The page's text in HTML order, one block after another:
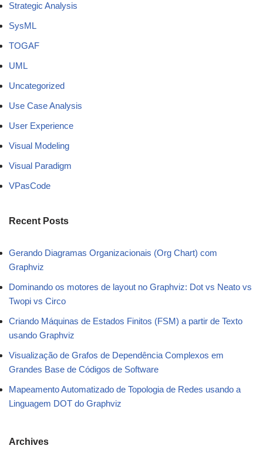
Strategic Analysis
SysML
TOGAF
UML
Uncategorized
Use Case Analysis
User Experience
Visual Modeling
Visual Paradigm
VPasCode
Recent Posts
Gerando Diagramas Organizacionais (Org Chart) com
Graphviz
Dominando os motores de layout no Graphviz: Dot vs Neato vs
Twopi vs Circo
Criando Máquinas de Estados Finitos (FSM) a partir de Texto
usando Graphviz
Visualização de Grafos de Dependência Complexos em
Grandes Base de Códigos de Software
Mapeamento Automatizado de Topologia de Redes usando a
Linguagem DOT do Graphviz
Archives